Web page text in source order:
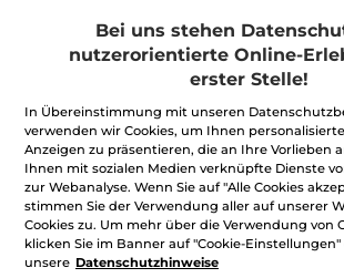
1 Stück
5.0 ★★★★★
★★★★★
5
Sternen.
Bewertungen
anzeigen.
Special
Set
mit
1x
Nachfüllpack
Monoi
+
1x
(6)BEWERTUNG
-25% 8,99€* 11,98€
Menge
IN DEN
Bei uns stehen
nutzerorientierte Online-
erster Stelle!
In Übereinstimmung mit unseren
verwenden wir Cookies, um Ihnen
Anzeigen zu präsentieren, die an Ihre Vorlieben
Ihnen mit sozialen Medien verknüpfte Dienste
zur Webanalyse. Wenn Sie auf "Alle Cookies
stimmen Sie der Verwendung aller auf unserer
Cookies zu. Um mehr über die Verwendung von
klicken Sie im Banner auf "Cookie-Einstellungen"
unsere Datenschutzhinweise